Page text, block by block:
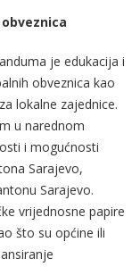
je edukacija i
obveznica kao
lokalne zajednice.
u narednom
i mogućnosti
Sarajevo,
Sarajevo.
vrijednosne papire
što su općine ili